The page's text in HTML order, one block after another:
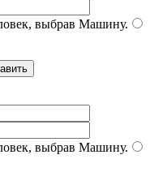
выбрав Машину.
выбрав Машину.